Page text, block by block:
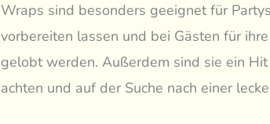
Wraps sind besonders geeignet für
vorbereiten lassen und bei Gästen für
gelobt werden. Außerdem sind sie ein
achten und auf der Suche nach einer